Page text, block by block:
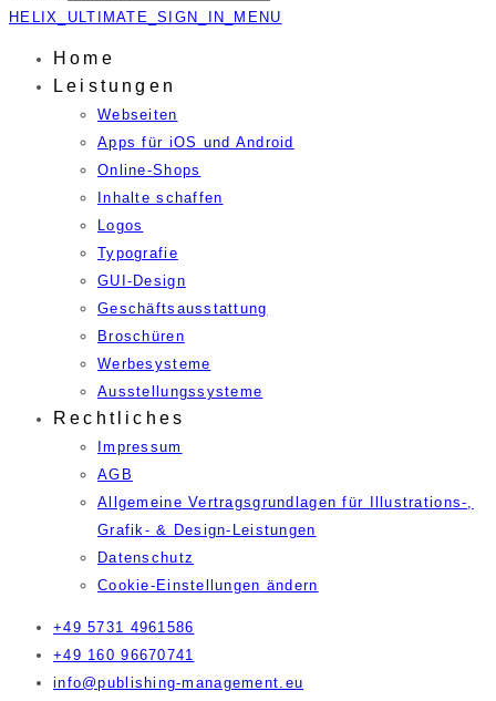
HELIX_ULTIMATE_SIGN_IN_MENU
Home
Leistungen
Webseiten
Apps für iOS und Android
Online-Shops
Inhalte schaffen
Logos
Typografie
GUI-Design
Geschäftsausstattung
Broschüren
Werbesysteme
Ausstellungssysteme
Rechtliches
Impressum
AGB
Allgemeine Vertragsgrundlagen für Illustrations-,
Grafik- & Design-Leistungen
Datenschutz
Cookie-Einstellungen ändern
+49 5731 4961586
+49 160 96670741
info@publishing-management.eu